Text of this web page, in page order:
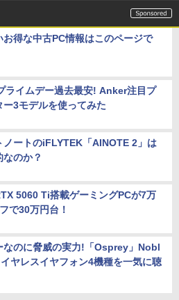
お得な中古PC情報はこのページで
ライムデー過去最安! Anker注目プ
ー3モデルを使ってみた
ノートのiFLYTEK「AINOTE 2」は
のか？
5060 Ti搭載ゲーミングPCが7万
で30万円台！
なのに脅威の実力!「Osprey」Nobl
ヤレスイヤフォン4機種を一気に聴